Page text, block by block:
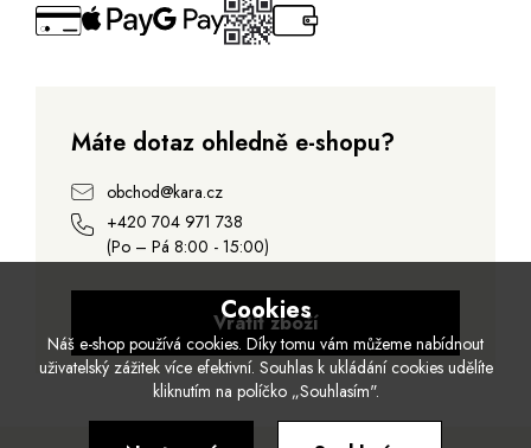
Máte dotaz ohledně e-shopu?
obchod@kara.cz
+420 704 971 738
(Po – Pá 8:00 - 15:00)
Vrátit zboží
Cookies
Náš e-shop používá cookies. Díky tomu vám můžeme nabídnout
uživatelský zážitek více efektivní. Souhlas k ukládání cookies udělíte
kliknutím na políčko „Souhlasím".